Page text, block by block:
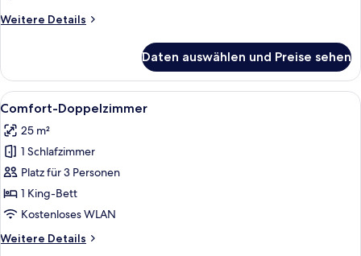
anzeigen
Weitere Details
Weitere
Daten auswählen und Preise sehen
Alle
Fotos
für
Comfort-
Doppelzimmer
anzeigen
Ein Hotelzimmer mit einem großen
3
Comfort-Doppelzimmer
25 m²
1 Schlafzimmer
Platz für 3 Personen
1 King-Bett
Kostenloses WLAN
Weitere Details
Weitere